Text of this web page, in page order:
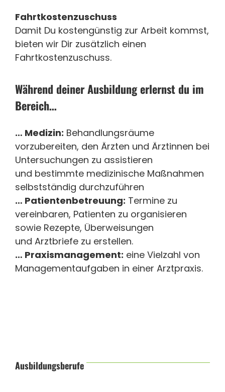
Fahrtkostenzuschuss
Damit Du kostengünstig zur Arbeit kommst,
bieten wir Dir zusätzlich einen
Fahrtkostenzuschuss.
Während deiner Ausbildung erlernst du im
Bereich…
… Medizin: Behandlungsräume
vorzubereiten, den Ärzten und Ärztinnen bei
Untersuchungen zu assistieren
und bestimmte medizinische Maßnahmen
selbstständig durchzuführen
… Patientenbetreuung: Termine zu
vereinbaren, Patienten zu organisieren
sowie Rezepte, Überweisungen
und Arztbriefe zu erstellen.
… Praxismanagement: eine Vielzahl von
Managementaufgaben in einer Arztpraxis.
Ausbildungsberufe